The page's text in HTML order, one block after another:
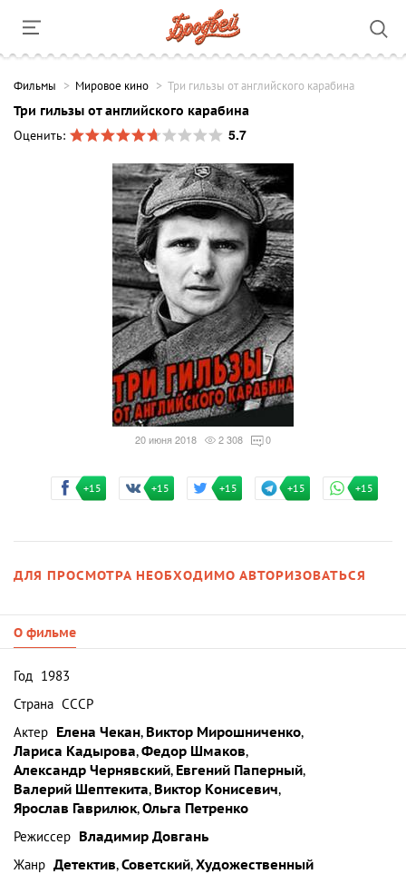
Фильмы Мировое кино Три гильзы от английского карабина
Три гильзы от английского карабина
Оценить:
5.7
20 июня 2018 2 308 0
+15 +15 +15 +15 +15
ДЛЯ ПРОСМОТРА НЕОБХОДИМО АВТОРИЗОВАТЬСЯ
О фильме
Год 1983
Страна СССР
Актер Елена Чекан, Виктор Мирошниченко,
Лариса Кадырова,Федор Шмаков,
Александр Чернявский, Евгений Паперный,
Валерий Шептекита, Виктор Конисевич,
Ярослав Гаврилюк,Ольга Петренко
Режиссер Владимир Довгань
Жанр Детектив,Советский,Художественный